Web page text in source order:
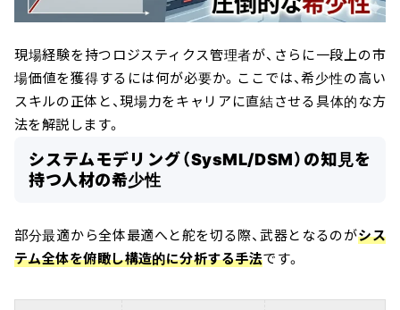
現場経験を持つロジスティクス管理者が、さらに一段上の市
場価値を獲得するには何が必要か。ここでは、希少性の高い
スキルの正体と、現場力をキャリアに直結させる具体的な方
法を解説します。
システムモデリング（SysML/DSM）の知見を
持つ人材の希少性
部分最適から全体最適へと舵を切る際、武器となるのがシス
テム全体を俯瞰し構造的に分析する手法です。